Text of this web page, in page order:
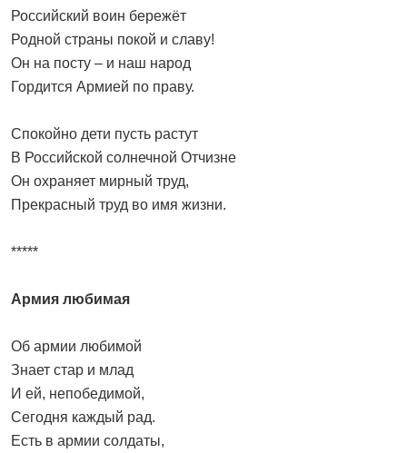
Российский воин бережёт
Родной страны покой и славу!
Он на посту – и наш народ
Гордится Армией по праву.
Спокойно дети пусть растут
В Российской солнечной Отчизне
Он охраняет мирный труд,
Прекрасный труд во имя жизни.
*****
Армия любимая
Об армии любимой
Знает стар и млад
И ей, непобедимой,
Сегодня каждый рад.
Есть в армии солдаты,